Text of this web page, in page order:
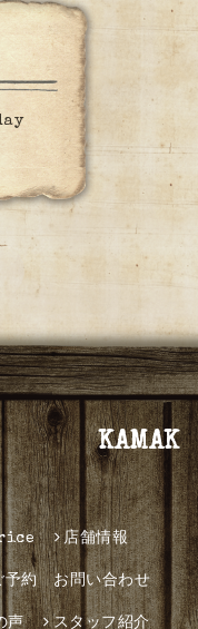
KAMAK
店舗情報
予約 お問い合わせ
声 スタッフ紹介